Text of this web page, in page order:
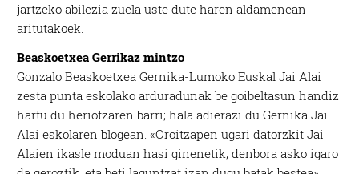
jartzeko abilezia zuela uste dute haren aldamenean
aritutakoek.
Beaskoetxea Gerrikaz mintzo
Gonzalo Beaskoetxea Gernika-Lumoko Euskal Jai Alai
zesta punta eskolako arduradunak be goibeltasun handiz
hartu du heriotzaren barri; hala adierazi du Gernika Jai
Alai eskolaren blogean. «Oroitzapen ugari datorzkit Jai
Alaien ikasle moduan hasi ginenetik; denbora asko igaro